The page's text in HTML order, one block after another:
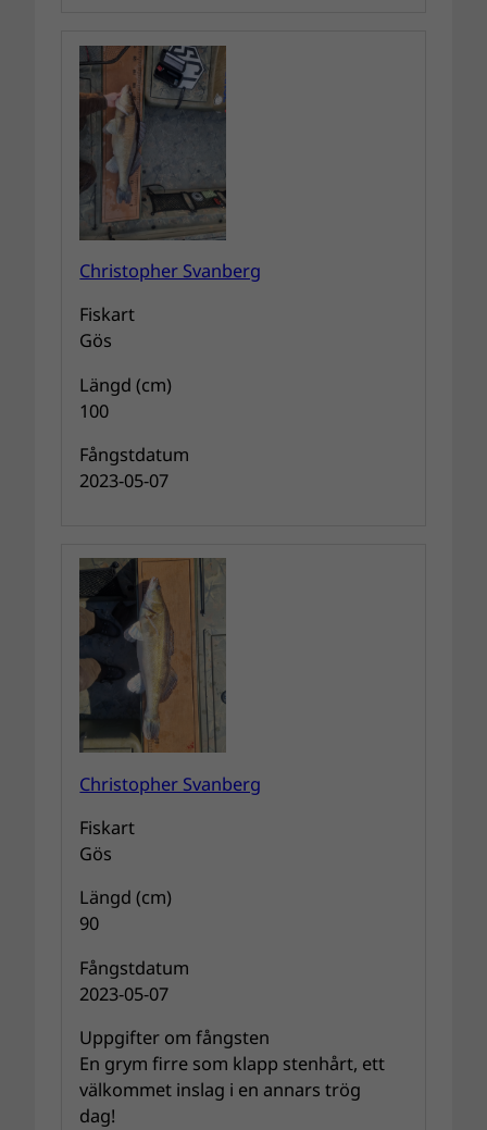
Christopher Svanberg
Fiskart
Gös
Längd (cm)
100
Fångstdatum
2023-05-07
Christopher Svanberg
Fiskart
Gös
Längd (cm)
90
Fångstdatum
2023-05-07
Uppgifter om fångsten
En grym firre som klapp stenhårt, ett
välkommet inslag i en annars trög
dag!